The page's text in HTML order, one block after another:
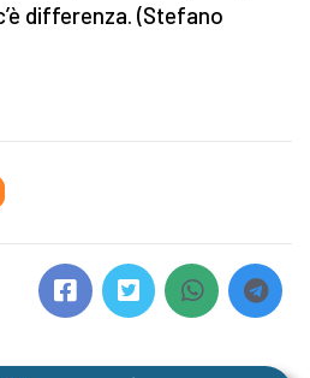
differenza. (Stefano